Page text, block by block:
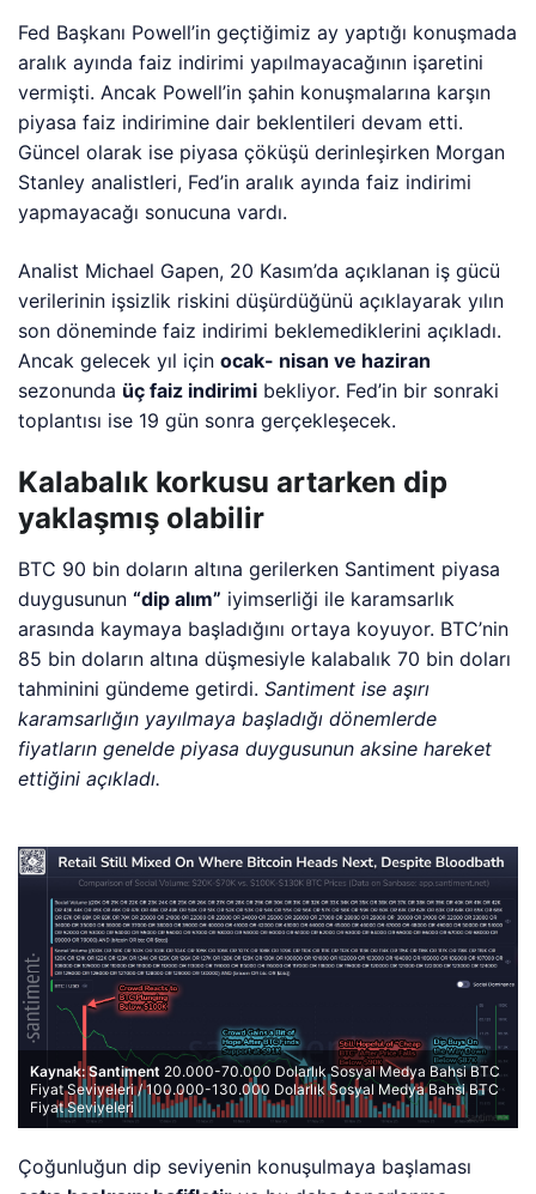
Fed Başkanı Powell’in geçtiğimiz ay yaptığı konuşmada
aralık ayında faiz indirimi yapılmayacağının işaretini
vermişti. Ancak Powell’in şahin konuşmalarına karşın
piyasa faiz indirimine dair beklentileri devam etti.
Güncel olarak ise piyasa çöküşü derinleşirken Morgan
Stanley analistleri, Fed’in aralık ayında faiz indirimi
yapmayacağı sonucuna vardı.
Analist Michael Gapen, 20 Kasım’da açıklanan iş gücü
verilerinin işsizlik riskini düşürdüğünü açıklayarak yılın
son döneminde faiz indirimi beklemediklerini açıkladı.
Ancak gelecek yıl içinocak- nisan ve haziran
sezonunda üç faiz indirimi bekliyor. Fed’in bir sonraki
toplantısı ise 19 gün sonra gerçekleşecek.
Kalabalık korkusu artarken dip
yaklaşmış olabilir
BTC 90 bin doların altına gerilerken Santiment piyasa
duygusunun“dip alım” iyimserliği ile karamsarlık
arasında kaymaya başladığını ortaya koyuyor. BTC’nin
85 bin doların altına düşmesiyle kalabalık 70 bin doları
tahminini gündeme getirdi.Santiment ise aşırı
karamsarlığın yayılmaya başladığı dönemlerde
fiyatların genelde piyasa duygusunun aksine hareket
ettiğini açıkladı.
Kaynak: Santiment 20.000-70.000 Dolarlık Sosyal Medya Bahsi BTC
Fiyat Seviyeleri / 100.000-130.000 Dolarlık Sosyal Medya Bahsi BTC
Fiyat Seviyeleri
Çoğunluğun dip seviyenin konuşulmaya başlaması